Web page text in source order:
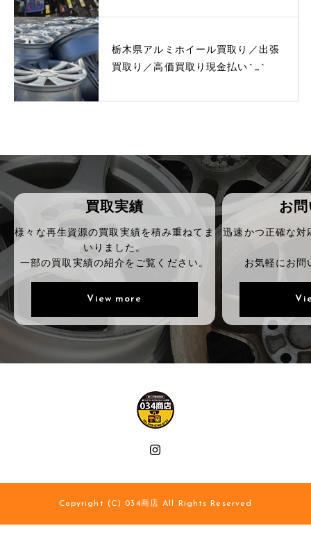
栃木県アルミホイール買取り／出張
買取り／高価買取り現金払い^_^
買取実績
様々な再生資源の買取実績を積み重ねてま
いりました。
一部の買取実績の紹介をご覧ください。
View more
お
迅速かつ正確な対
お気軽にお問
Copyright (C) 034商店 All Rights Reserved